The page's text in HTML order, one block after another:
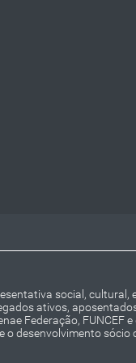
social, cultural,
ativos,
Federação, FUNCEF
o desenvolvimento sócio